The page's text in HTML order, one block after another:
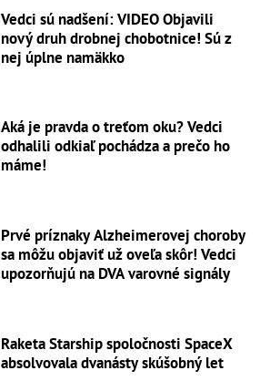
Vedci sú nadšení: VIDEO Objavili
nový druh drobnej chobotnice! Sú z
nej úplne namäkko
Aká je pravda o treťom oku? Vedci
odhalili odkiaľ pochádza a prečo ho
máme!
Prvé príznaky Alzheimerovej choroby
sa môžu objaviť už oveľa skôr! Vedci
upozorňujú na DVA varovné signály
Raketa Starship spoločnosti SpaceX
absolvovala dvanásty skúšobný let